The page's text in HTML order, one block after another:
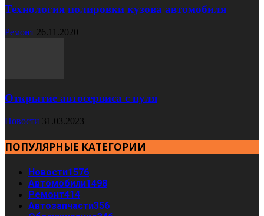
Технология полировки кузова автомобиля
Ремонт 26.11.2020
Открытие автосервиса с нуля
Новости 31.03.2023
ПОПУЛЯРНЫЕ КАТЕГОРИИ
Новости1576
Автомобили1498
Ремонт414
Автозапчасти356